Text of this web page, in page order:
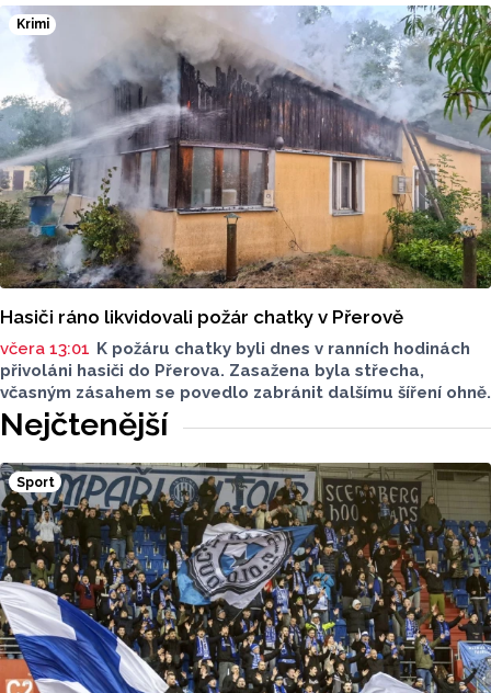
hnědé, případně hnědošedé, zato samci se pyšní bílým
zbarvením hlavy.
Krimi
Hasiči ráno likvidovali požár chatky v Přerově
včera 13:01 K požáru chatky byli dnes v ranních hodinách
přivoláni hasiči do Přerova. Zasažena byla střecha,
včasným zásahem se povedlo zabránit dalšímu šíření ohně.
Nejčtenější
Sport